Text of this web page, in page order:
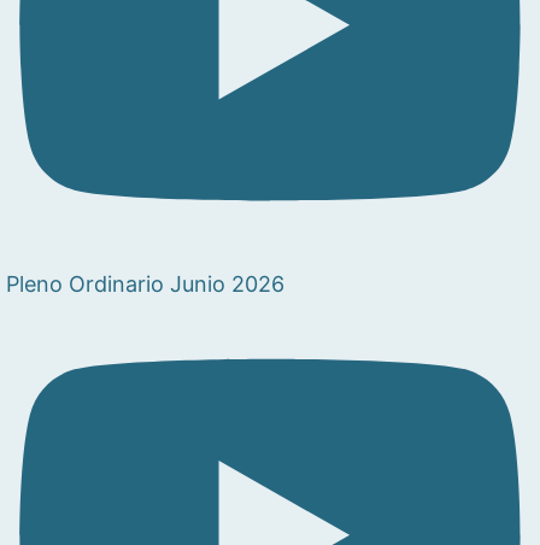
Pleno Ordinario Junio 2026